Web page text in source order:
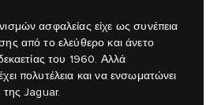
ασφαλείας είχε ως συνέπεια
από το ελεύθερο και άνετο
του 1960. Αλλά
πολυτέλεια και να ενσωματώνει
της Jaguar.